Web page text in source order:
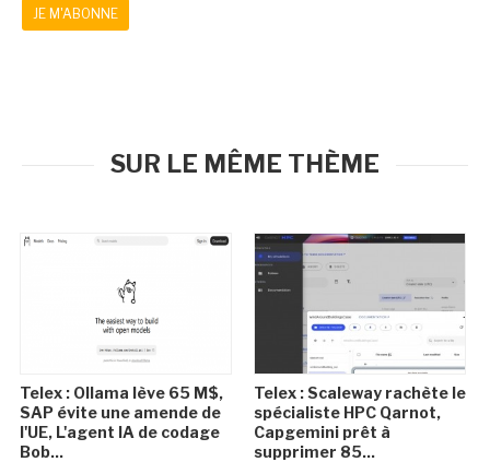
JE M'ABONNE
SUR LE MÊME THÈME
Telex : Ollama lève 65 M$,
SAP évite une amende de
l'UE, L'agent IA de codage
Bob...
Telex : Scaleway rachète le
spécialiste HPC Qarnot,
Capgemini prêt à
supprimer 85...